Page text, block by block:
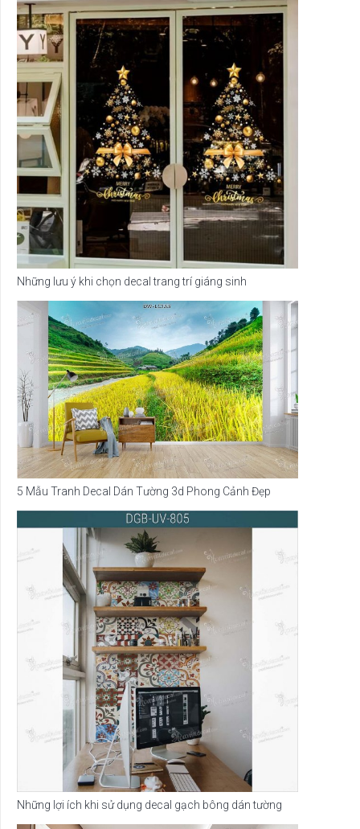
Những lưu ý khi chọn decal trang trí giáng sinh
5 Mẫu Tranh Decal Dán Tường 3d Phong Cảnh Đẹp
Những lợi ích khi sử dụng decal gạch bông dán tường